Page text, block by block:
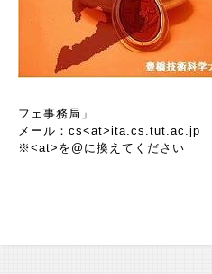
フェ事務局」
メール：cs<at>ita.cs.tut.ac.jp
※<at>を@に換えてください